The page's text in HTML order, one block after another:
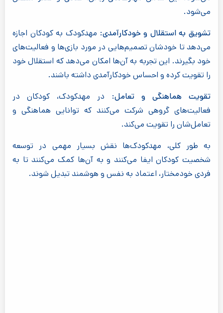
می‌شود.
تشویق به استقلال و خودکارآمدی: مهدکودک به کودکان اجازه
می‌دهد تا خودشان تصمیم‌هایی در مورد بازی‌ها و فعالیت‌های
خود بگیرند. این تجربه به آن‌ها امکان می‌دهد که استقلال خود
را تقویت کرده و احساس خودکارآمدی داشته باشند.
تقویت هماهنگی و تعامل: در مهدکودک، کودکان در
فعالیت‌های گروهی شرکت می‌کنند که توانایی هماهنگی و
تعامل‌شان را تقویت می‌کند.
به طور کلی، مهدکودک‌ها نقش بسیار مهمی در توسعه
شخصیت کودکان ایفا می‌کنند و به آن‌ها کمک می‌کنند تا به
فردی خودمختار، اعتماد به نفس و هوشمند تبدیل شوند.